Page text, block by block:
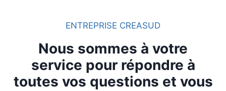
ENTREPRISE CREASUD
Nous sommes à votre
service pour répondre à
toutes vos questions et vous